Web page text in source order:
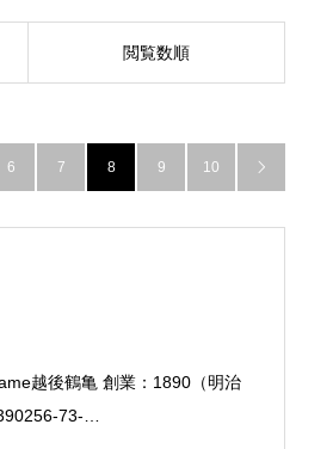
閲覧数順
6 7 8 9 10 
越後鶴亀 創業：1890（明治
73-…